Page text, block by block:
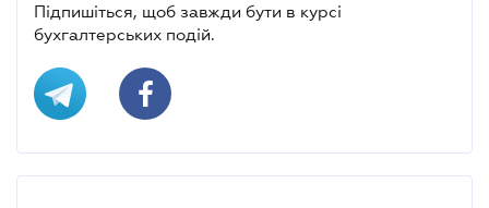
Підпишіться, щоб завжди бути в курсі
бухгалтерських подій.